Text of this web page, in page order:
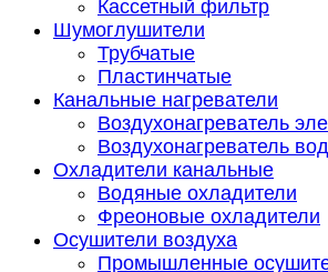
Кассетный фильтр
Шумоглушители
Трубчатые
Пластинчатые
Канальные нагреватели
Воздухонагреватель
Воздухонагреватель
Охладители канальные
Водяные охладители
Фреоновые охладители
Осушители воздуха
Промышленные